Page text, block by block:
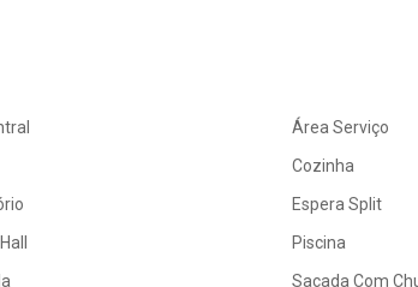
Área Serviço
Cozinha
Espera Split
Piscina
Sacada Com